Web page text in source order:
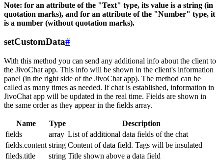
Note: for an attribute of the "Text" type, its value is a string (in
quotation marks), and for an attribute of the "Number" type, it
is a number (without quotation marks).
setCustomData#
With this method you can send any additional info about the client to
the JivoChat app. This info will be shown in the client's information
panel (in the right side of the JivoChat app). The method can be
called as many times as needed. If chat is established, information in
JivoChat app will be updated in the real time. Fields are shown in
the same order as they appear in the fields array.
Name Type
Description
fields
array List of additional data fields of the chat
fields.content string Content of data field. Tags will be insulated
fileds.title
string Title shown above a data field